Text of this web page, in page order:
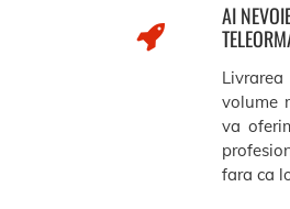
AI
volume
va
fara ca